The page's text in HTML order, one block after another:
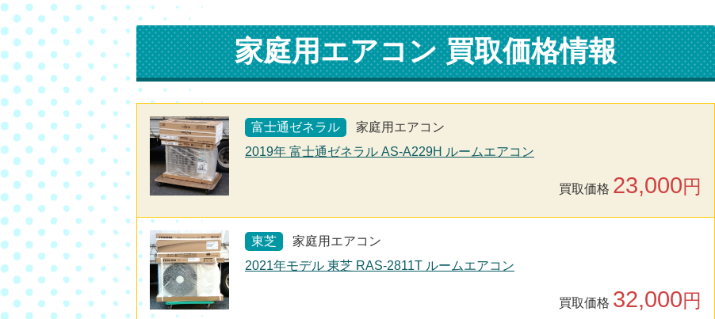
家庭用エアコン 買取価格情報
富士通ゼネラル
家庭用エアコン
2019年 富士通ゼネラル AS-A229H ルームエアコン
買取価格 23,000円
東芝
家庭用エアコン
2021年モデル 東芝 RAS-2811T ルームエアコン
買取価格 32,000円